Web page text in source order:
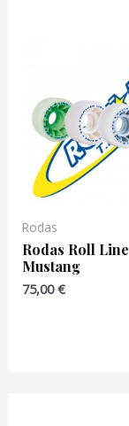
Rodas
Rodas Roll Line
Mustang
75,00€